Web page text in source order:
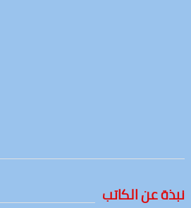
نبذة عن الكاتب